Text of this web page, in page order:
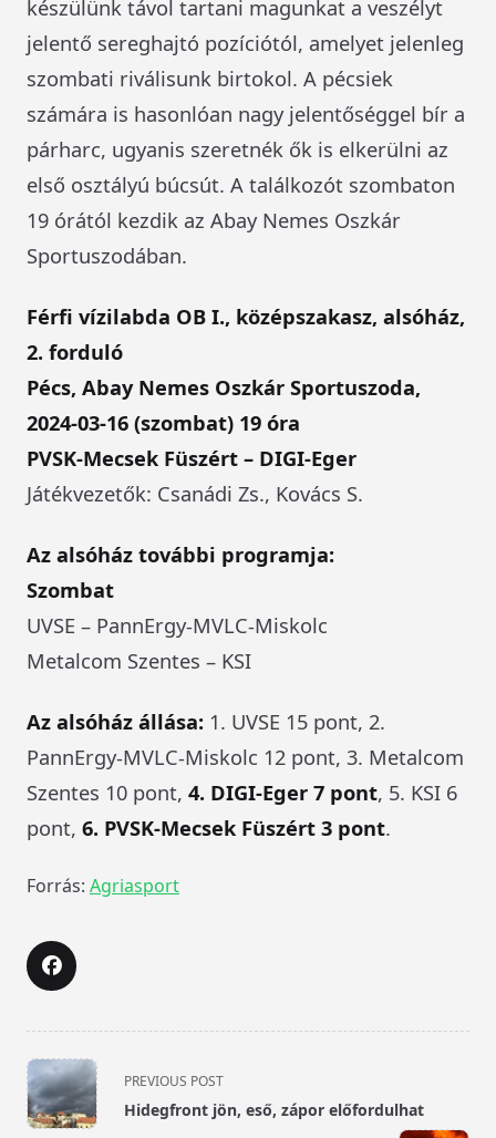
készülünk távol tartani magunkat a veszélyt
jelentő sereghajtó pozíciótól, amelyet jelenleg
szombati riválisunk birtokol. A pécsiek
számára is hasonlóan nagy jelentőséggel bír a
párharc, ugyanis szeretnék ők is elkerülni az
első osztályú búcsút. A találkozót szombaton
19 órától kezdik az Abay Nemes Oszkár
Sportuszodában.
Férfi vízilabda OB I., középszakasz, alsóház,
2. forduló
Pécs, Abay Nemes Oszkár Sportuszoda,
2024-03-16 (szombat) 19 óra
PVSK-Mecsek Füszért – DIGI-Eger
Játékvezetők: Csanádi Zs., Kovács S.
Az alsóház további programja:
Szombat
UVSE – PannErgy-MVLC-Miskolc
Metalcom Szentes – KSI
Az alsóház állása: 1. UVSE 15 pont, 2.
PannErgy-MVLC-Miskolc 12 pont, 3. Metalcom
Szentes 10 pont, 4. DIGI-Eger 7 pont, 5. KSI 6
pont, 6. PVSK-Mecsek Füszért 3 pont.
Forrás: Agriasport
<span
class="nav-
subtitle
PREVIOUS POST
Hidegfront jön, eső, zápor előfordulhat